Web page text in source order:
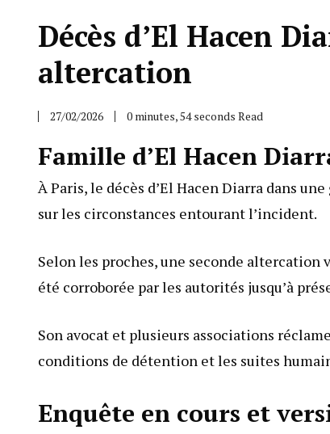
Décès d’El Hacen
altercation
27/02/2026 0 minutes, 54 seconds Read
Famille d’El Hacen
À Paris, le décès d’El Hacen Diarra dans
sur les circonstances entourant l’incident.
Selon les proches, une seconde altercation
été corroborée par les autorités jusqu’à
Son avocat et plusieurs associations
conditions de détention et les suites
Enquête en cours et